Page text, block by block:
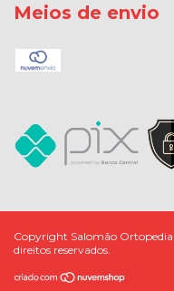
Meios de envio
Copyright Salomão
direitos reservados.